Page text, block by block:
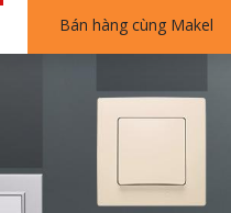
Bán hàng cùng Makel